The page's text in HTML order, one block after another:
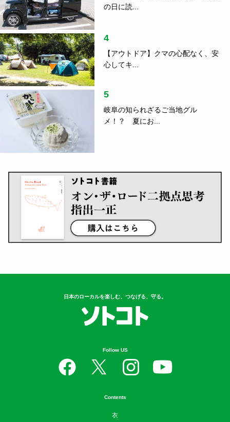
の日に読...
4
【アウトドア】クマの心配なく、安
心してキ...
5
岐阜の知られざるご当地グル
メ！？ 夏にお...
日本のローカルを楽しむ、つなげる、守る。
Follow US
Contents
衣